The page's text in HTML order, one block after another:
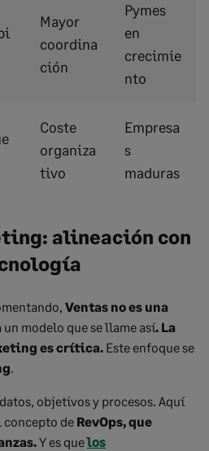
Mayor
coordina
ción
Pymes
en
crecimie
nto
Coste
organiza
tivo
Empresa
s
maduras
alineación con
Ventas no es una
modelo que se llame así. La
es crítica. Este enfoque se
.
objetivos y procesos. Aquí
concepto de RevOps, que
Y es quelos